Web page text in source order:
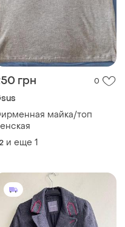
грн 0
майка/топ
и еще 1